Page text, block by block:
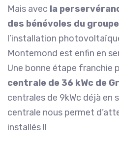
Mais avec la
des bénévoles du
l’installation
Montemond est enfin en
Une bonne étape franchie
centrale de 36 kWc de
centrales de 9kWc déjà en
centrale nous permet
installés !!